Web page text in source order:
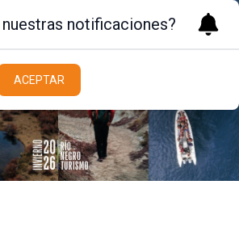
notificaciones?
ACEPTAR